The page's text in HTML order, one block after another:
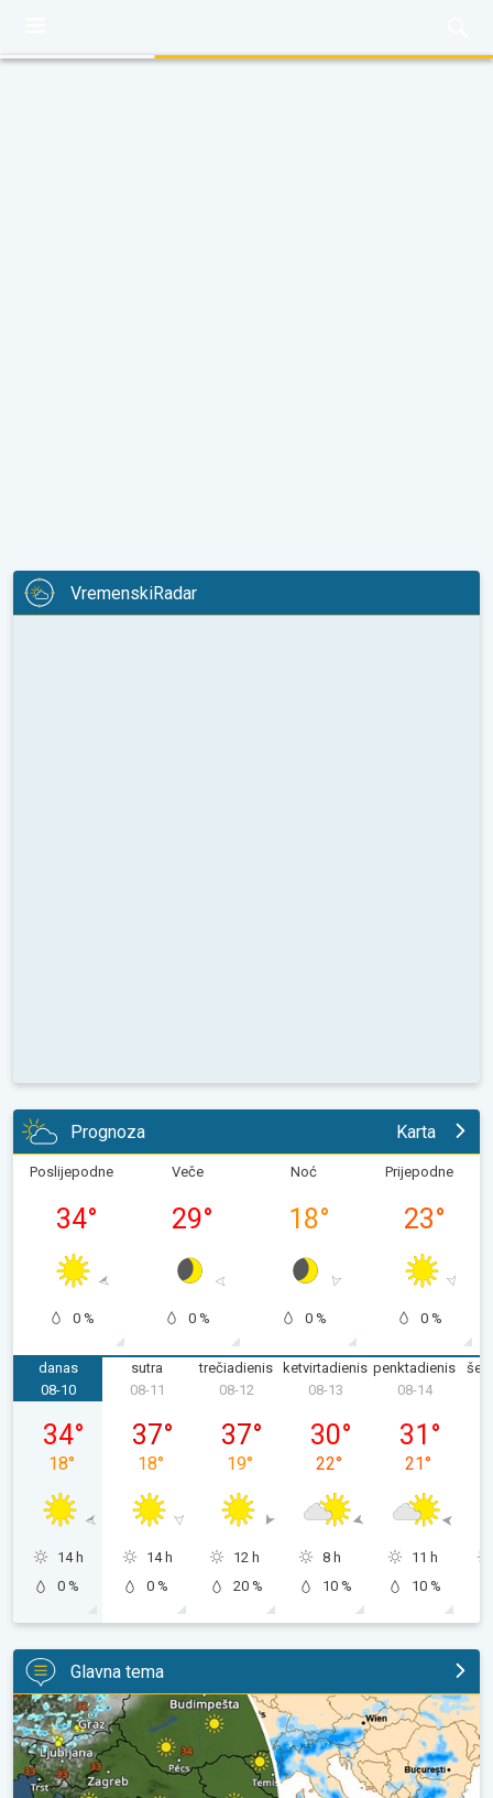
VremenskiRadar
Prognoza Karta
Poslijepodne
34°
0 %
Veče
29°
0 %
Noć
18°
0 %
Prijepodne
23°
0 %
danas
08-10, pirmadienis
08-10
34°
18°
14 h
0 %
sutra
08-11
37°
18°
14 h
0 %
trečiadienis
08-12
37°
19°
12 h
20 %
ketvirtadienis
08-13
30°
22°
8 h
10 %
penktadienis
08-14
31 °
21°
11 h
10 %
Glavna tema
Ponavljaju se vrućine. Sušni period?. Ustrajna anticiklona. . .